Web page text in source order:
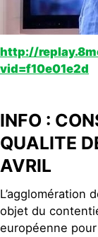
http://
vid=f10e01e2d
INFO :
QUALITE
AVRIL
L’agglomération
objet du
européenne